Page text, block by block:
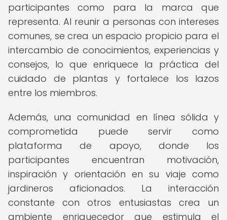
participantes como para la marca que
representa. Al reunir a personas con intereses
comunes, se crea un espacio propicio para el
intercambio de conocimientos, experiencias y
consejos, lo que enriquece la práctica del
cuidado de plantas y fortalece los lazos
entre los miembros.
Además, una comunidad en línea sólida y
comprometida puede servir como
plataforma de apoyo, donde los
participantes encuentran motivación,
inspiración y orientación en su viaje como
jardineros aficionados. La interacción
constante con otros entusiastas crea un
ambiente enriquecedor que estimula el